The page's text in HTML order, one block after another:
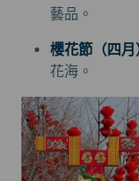
藝品。
櫻花節（四月
花海。